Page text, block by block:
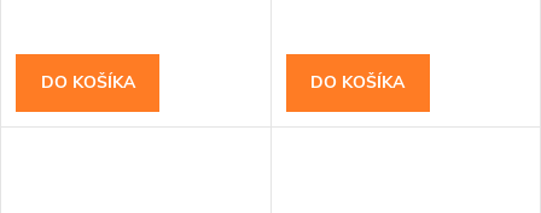
DO KOŠÍKA DO KOŠÍKA